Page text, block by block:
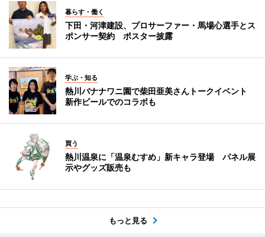
暮らす・働く
下田・河津建設、プロサーファー・馬場心選手とス
ポンサー契約 ポスター披露
学ぶ・知る
熱川バナナワニ園で柴田亜美さんトークイベント
新作ビールでのコラボも
買う
熱川温泉に「温泉むすめ」新キャラ登場 パネル展
示やグッズ販売も
もっと見る